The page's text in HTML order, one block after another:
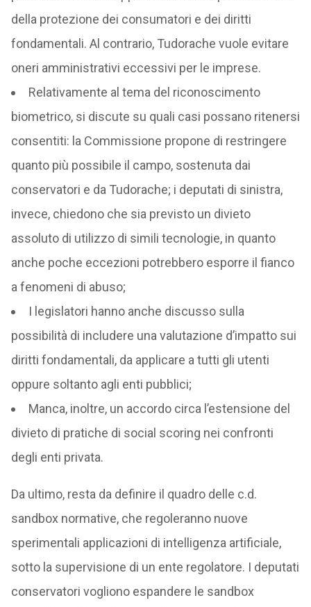
della protezione dei consumatori e dei diritti
fondamentali. Al contrario, Tudorache vuole evitare
oneri amministrativi eccessivi per le imprese.
Relativamente al tema del riconoscimento
biometrico, si discute su quali casi possano ritenersi
consentiti: la Commissione propone di restringere
quanto più possibile il campo, sostenuta dai
conservatori e da Tudorache; i deputati di sinistra,
invece, chiedono che sia previsto un divieto
assoluto di utilizzo di simili tecnologie, in quanto
anche poche eccezioni potrebbero esporre il fianco
a fenomeni di abuso;
I legislatori hanno anche discusso sulla
possibilità di includere una valutazione d’impatto sui
diritti fondamentali, da applicare a tutti gli utenti
oppure soltanto agli enti pubblici;
Manca, inoltre, un accordo circa l’estensione del
divieto di pratiche di social scoring nei confronti
degli enti privata.
Da ultimo, resta da definire il quadro delle c.d.
sandbox normative, che regoleranno nuove
sperimentali applicazioni di intelligenza artificiale,
sotto la supervisione di un ente regolatore. I deputati
conservatori vogliono espandere le sandbox